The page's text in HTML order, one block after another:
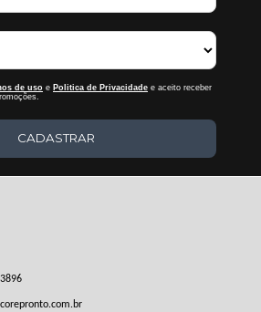
de uso e Politica de Privacidadee aceito receber
CADASTRAR